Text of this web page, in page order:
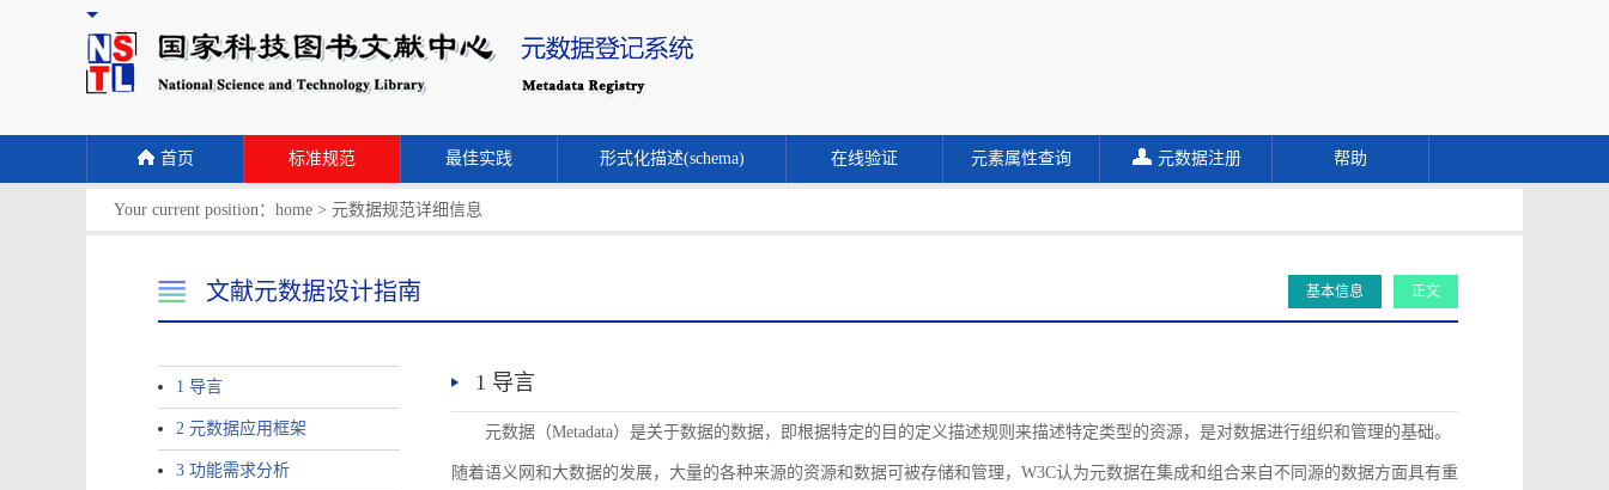
首页 标准规范 最佳实践 形式化描述(schema) 在线验证 元素属性查询 元数据注册 帮助
Your current position： home > 元数据规范详细信息
文献元数据设计指南 基本信息 正文
1 导言
2 元数据应用框架
3 功能需求分析
1 导言
元数据（Metadata）是关于数据的数据，即根据特定的目的定义描述规则来描述特定类型的资源，是对数据进行组织和管理的基础。
随着语义网和大数据的发展，大量的各种来源的资源和数据可被存储和管理，W3C认为元数据在集成和组合来自不同源的数据方面具有重